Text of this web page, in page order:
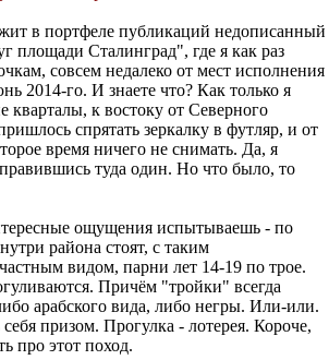
в портфеле публикаций недописанный
площади Сталинград", где я как раз
совсем недалеко от мест исполнения
2014-го. И знаете что? Как только я
кварталы, к востоку от Северного
спрятать зеркалку в футляр, и от
время ничего не снимать. Да, я
туда один. Но что было, то
ощущения испытываешь - по
района стоят, с таким
видом, парни лет 14-19 по трое.
Причём "тройки" всегда
арабского вида, либо негры. Или-или.
призом. Прогулка - лотерея. Короче,
про этот поход.